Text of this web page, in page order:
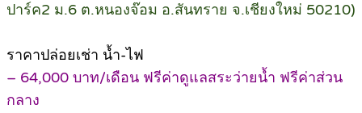
ปาร์ค2 ม.6 ต.หนองจ๊อม อ.สันทราย จ.เชียงใหม่ 50210)
ราคาปล่อยเช่า น้ำ-ไฟ
– 64,000 บาท/เดือน ฟรีค่าดูแลสระว่ายน้ำ ฟรีค่าส่วน
กลาง